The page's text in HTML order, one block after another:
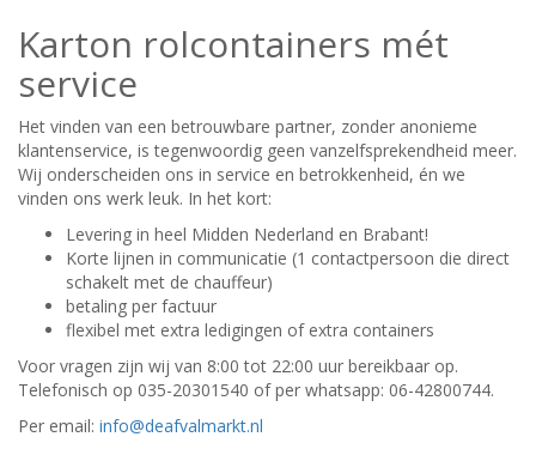
Karton rolcontainers mét
service
Het vinden van een betrouwbare partner, zonder anonieme
klantenservice, is tegenwoordig geen vanzelfsprekendheid meer.
Wij onderscheiden ons in service en betrokkenheid, én we
vinden ons werk leuk. In het kort:
Levering in heel Midden Nederland en Brabant!
Korte lijnen in communicatie (1 contactpersoon die direct
schakelt met de chauffeur)
betaling per factuur
flexibel met extra ledigingen of extra containers
Voor vragen zijn wij van 8:00 tot 22:00 uur bereikbaar op.
Telefonisch op 035-20301540 of per whatsapp: 06-42800744.
Per email: info@deafvalmarkt.nl